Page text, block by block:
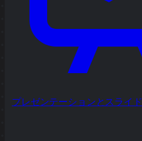
プレゼンテーションとスライド